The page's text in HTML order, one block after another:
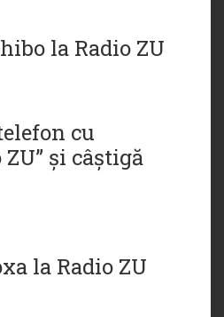
la Radio ZU
cu
și câștigă
la Radio ZU